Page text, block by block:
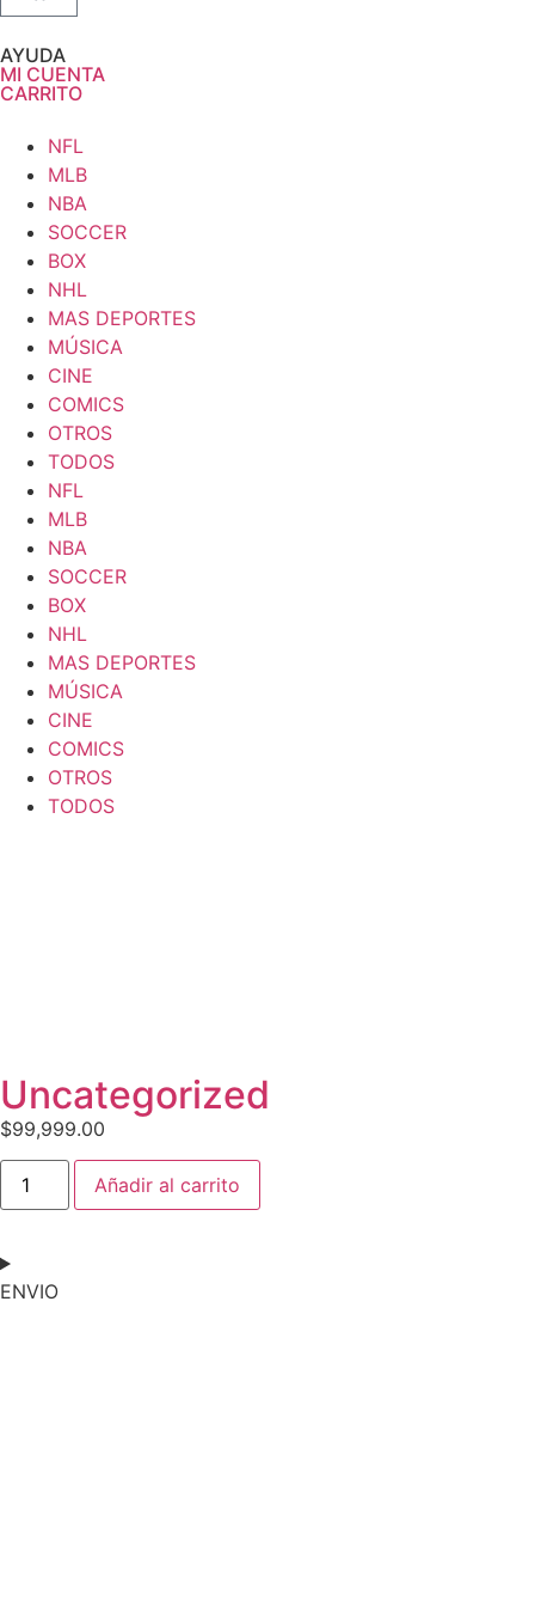
AYUDA
MI CUENTA
CARRITO
NFL
MLB
NBA
SOCCER
BOX
NHL
MAS DEPORTES
MÚSICA
CINE
COMICS
OTROS
TODOS
NFL
MLB
NBA
SOCCER
BOX
NHL
MAS DEPORTES
MÚSICA
CINE
COMICS
OTROS
TODOS
Uncategorized
$99,999.00
Añadir al carrito
ENVIO